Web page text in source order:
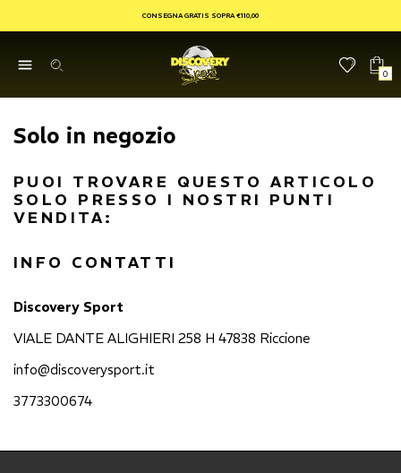
CONSEGNA GRATIS SOPRA €110,00
0
Solo in negozio
PUOI TROVARE QUESTO ARTICOLO
SOLO PRESSO I NOSTRI PUNTI
VENDITA:
INFO CONTATTI
Discovery Sport
VIALE DANTE ALIGHIERI 258 H 47838 Riccione
info@discoverysport.it
3773300674